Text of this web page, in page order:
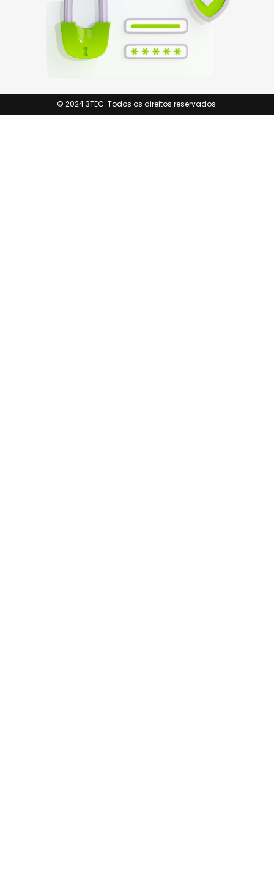
© 2024 3TEC. Todos os direitos reservados.